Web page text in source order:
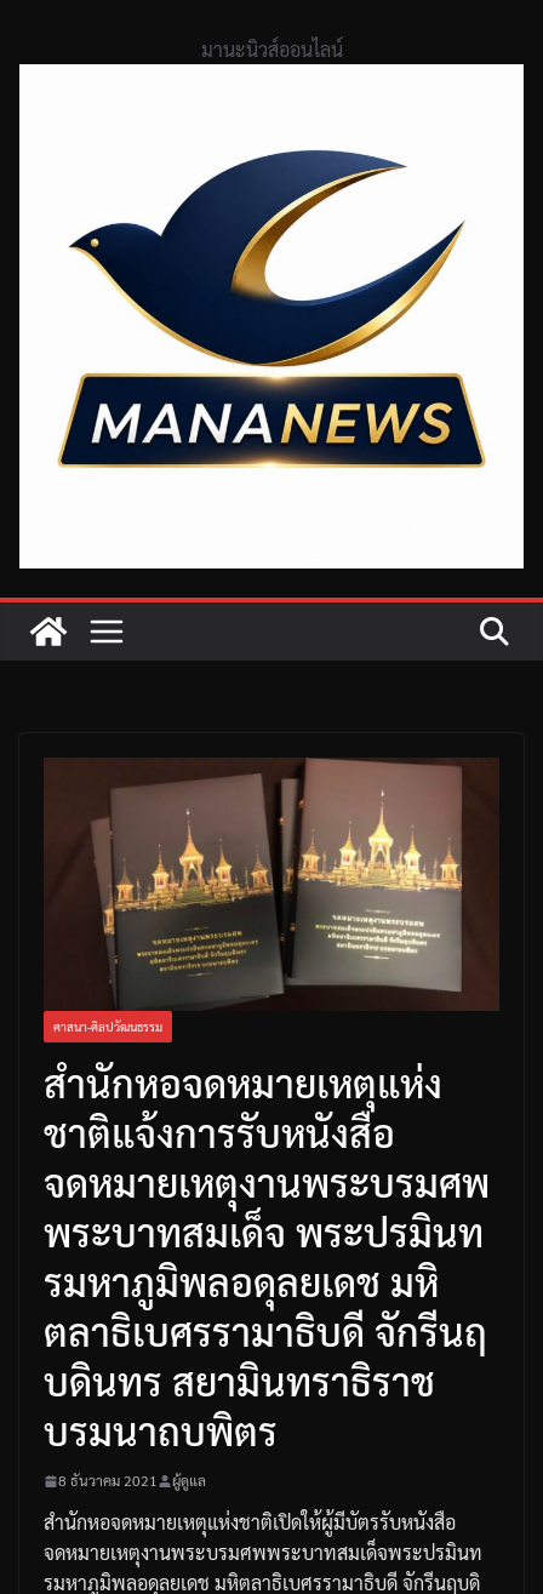
มานะนิวส์ออนไลน์
ศาสนา-ศิลปวัฒนธรรม
สํานักหอจดหมายเหตุแห่ง
ชาติแจ้งการรับหนังสือ
จดหมายเหตุงานพระบรมศพ
พระบาทสมเด็จ พระปรมินท
รมหาภูมิพลอดุลยเดช มหิ
ตลาธิเบศรรามาธิบดี จักรีนฤ
บดินทร สยามินทราธิราช
บรมนาถบพิตร
8 ธันวาคม 2021 ผู้ดูแล
สํานักหอจดหมายเหตุแห่งชาติเปิดให้ผู้มีบัตรรับหนังสือ
จดหมายเหตุงานพระบรมศพพระบาทสมเด็จพระปรมินท
รมหาภูมิพลอดุลยเดช มหิตลาธิเบศรรามาธิบดีจักรีนฤบดิ